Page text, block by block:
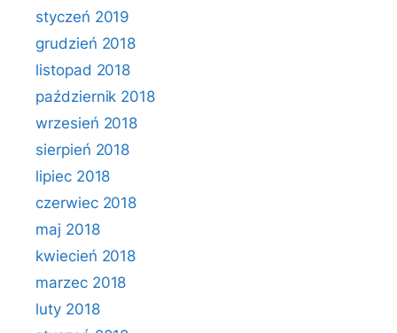
styczeń 2019
grudzień 2018
listopad 2018
październik 2018
wrzesień 2018
sierpień 2018
lipiec 2018
czerwiec 2018
maj 2018
kwiecień 2018
marzec 2018
luty 2018